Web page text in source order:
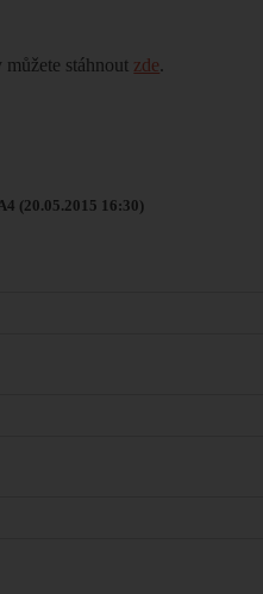
stáhnout zde.
(20.05.2015 16:30)